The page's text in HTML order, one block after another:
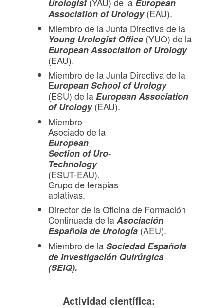
Urologist
European
Association of Urology(EAU).
Miembro de la Junta Directiva de la
Young Urologist Office (YUO) de la
European Association of Urology
(EAU).
Miembro de la Junta Directiva de la
European School of Urology
(ESU) de laEuropean Association
of Urology(EAU).
Miembro
Asociado de la
European
Section of Uro-
Technology
(ESUT-EAU).
Grupo de terapias
ablativas.
Director de la Oficina de Formación
Continuada de laAsociación
Española de Urología (AEU).
Miembro de laSociedad Española
de Investigación Quirúrgica
(SEIQ).
Actividad científica: